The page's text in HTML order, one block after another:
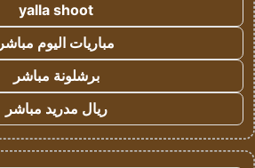
yalla shoot
مباريات اليوم مباشر
برشلونة مباشر
ريال مدريد مباشر